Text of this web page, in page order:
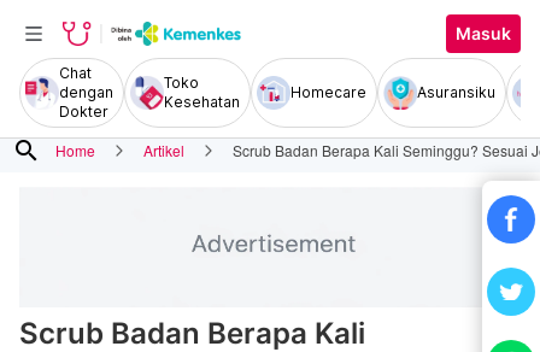
Masuk
Chat
dengan
Dokter
Toko
Kesehatan
Homecare Asuransiku
search Home Artikel Scrub Badan Berapa Kali Seminggu? Sesuai
Scrub Badan Berapa Kali